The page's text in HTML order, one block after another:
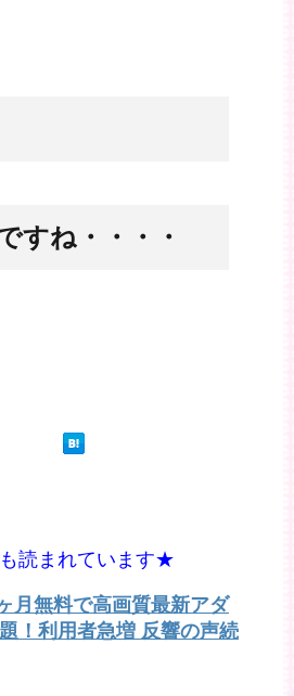
すね・・・・
読まれています★
月無料で高画質最新アダ
！利用者急増 反響の声続